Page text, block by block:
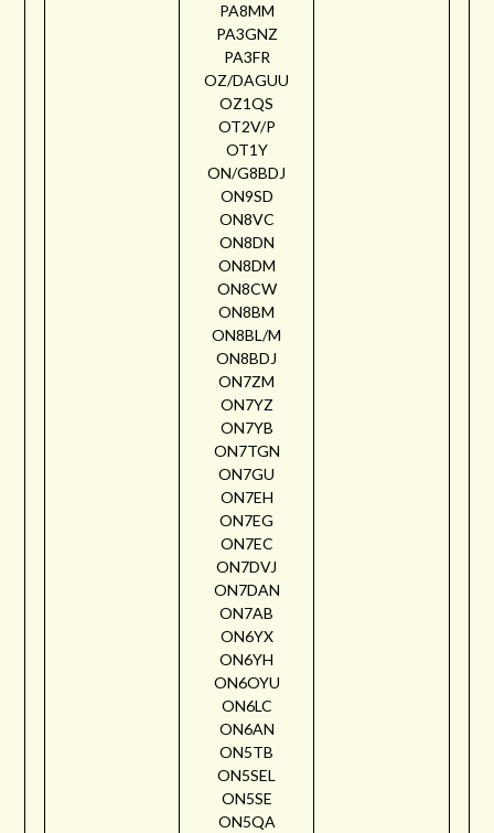
PA8MM
PA3GNZ
PA3FR
OZ/DAGUU
OZ1QS
OT2V/P
OT1Y
ON/G8BDJ
ON9SD
ON8VC
ON8DN
ON8DM
ON8CW
ON8BM
ON8BL/M
ON8BDJ
ON7ZM
ON7YZ
ON7YB
ON7TGN
ON7GU
ON7EH
ON7EG
ON7EC
ON7DVJ
ON7DAN
ON7AB
ON6YX
ON6YH
ON6OYU
ON6LC
ON6AN
ON5TB
ON5SEL
ON5SE
ON5QA